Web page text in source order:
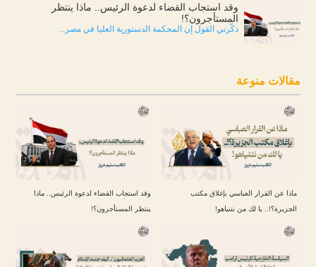
وقد استجاب القضاء لدعوة الرئيس.. ماذا ينتظر
المستأجرون؟!
ذكّرني القول إن المحكمة الدستورية العليا في مصر...
مقالات منوعة
ماذا عن القرار العباسي بإغلاق مكتب
الجزيرة؟!.. يا لك من نتنياهو!
وقد استجاب القضاء لدعوة الرئيس.. ماذا
ينتظر المستأجرون؟!